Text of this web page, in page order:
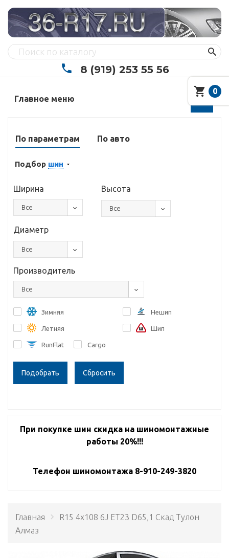
8 (919) 253 55 56
Главное меню
По параметрам По авто
Подбор шин
Ширина
Все
Высота
Все
Диаметр
Все
Производитель
Все
Зимняя
Летняя
RunFlat Cargo
Нешип
Шип
Сбросить
При покупке шин скидка на шиномонтажные
работы 20%!!!
Телефон шиномонтажа 8-910-249-3820
Главная
R15 4x108 6J ET23 D65,1 Скад Тулон
Алмаз
0